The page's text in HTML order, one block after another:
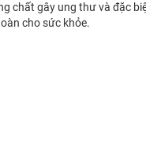
chất gây ung thư và đặc
cho sức khỏe.